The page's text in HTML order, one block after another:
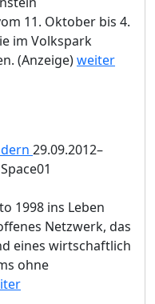
11. Oktober bis 4.
im Volkspark
(Anzeige)weiter
29.09.2012–
1998 ins Leben
Netzwerk, das
eines wirtschaftlich
ohne